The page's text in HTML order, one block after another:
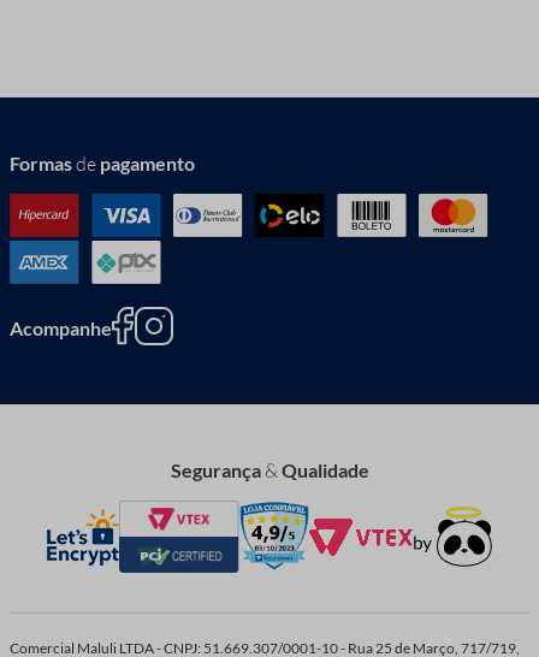
Formasde pagamento
Acompanhe
Segurança&Qualidade
Comercial Maluli LTDA - CNPJ: 51.669.307/0001-10 - Rua 25 de Março, 717/719,